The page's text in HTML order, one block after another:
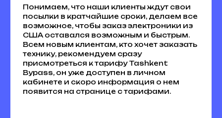
Понимаем, что наши клиенты ждут свои
посылки в кратчайшие сроки, делаем все
возможное, чтобы заказ электроники из
США оставался возможным и быстрым.
Всем новым клиентам, кто хочет заказать
технику, рекомендуем сразу
присмотреться к тарифу Tashkent
Bypass, он уже доступен в личном
кабинете и скоро информация о нем
появится на странице с тарифами.